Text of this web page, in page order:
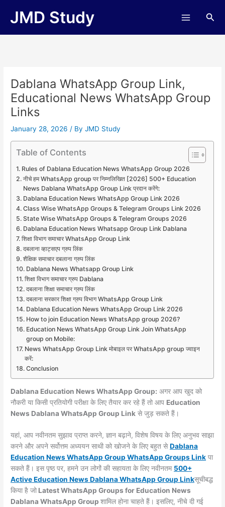
JMD Study
Dablana WhatsApp Group Link,
Educational News WhatsApp Group
Links
January 28, 2026/ ByJMD Study
Table of Contents
Rules of Dablana Education News WhatsApp Group 2026
नीचे हम WhatsApp group पर निम्नलिखित [2026] 500+ Education
News Dablana WhatsApp Group Link प्रदान करेंगे:
Dablana Education News WhatsApp Group Link 2026
Class Wise WhatsApp Groups & Telegram Groups Link 2026
State Wise WhatsApp Groups & Telegram Groups 2026
Dablana Education News Whatsapp Group Link Dablana
शिक्षा विभाग समाचार WhatsApp Group Link
दबलाना व्हाट्सएप ग्रुप लिंक
शैक्षिक समाचार दबलाना ग्रुप लिंक
Dablana News Whatsapp Group Link
शिक्षा विभाग समाचार ग्रुप Dablana
दबलाना शिक्षा समाचार ग्रुप लिंक
दबलाना सरकार शिक्षा ग्रुप विभाग WhatsApp Group Link
Dablana Education News WhatsApp Group Link 2026
How to join Education News WhatsApp group 2026?
Education News WhatsApp Group Link Join WhatsApp
group on Mobile:
News WhatsApp Group Link मोबाइल पर WhatsApp group ज्वाइन
करें:
Conclusion
Dablana Education News WhatsApp Group: अगर आप खुद को
नौकरी या किसी प्रतियोगी परीक्षा के लिए तैयार कर रहे हैं तो आप Education
News Dablana WhatsApp Group Link से जुड़ सकते हैं।
यहां, आप नवीनतम सुझाव प्राप्त करने, ज्ञान बढ़ाने, विशेष विषय के लिए अनुभव साझा
करने और अपने सर्वोत्तम अध्ययन साथी को खोजने के लिए बहुत सेDablana
Education News WhatsApp Group WhatsApp GroupsLink पा
सकते हैं। इस पृष्ठ पर, हमने उन लोगों की सहायता के लिए नवीनतम 500+
Active Education News Dablana WhatsApp Group Linkसूचीबद्ध
किया है जो Latest WhatsApp Groups for Education News
Dablana WhatsApp Groupशामिल होना चाहते हैं। इसलिए, नीचे दी गई